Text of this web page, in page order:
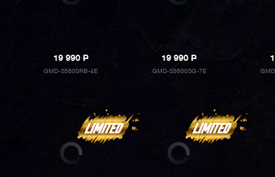
19 990P
GMD-S5600RB-4E
19 990P
GMD-S5600SG-7E